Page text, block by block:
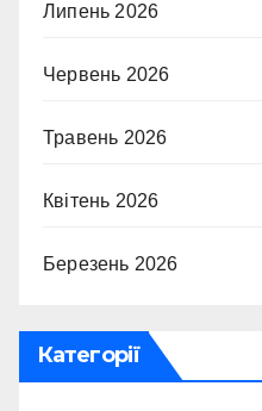
Липень 2026
Червень 2026
Травень 2026
Квітень 2026
Березень 2026
Категорії